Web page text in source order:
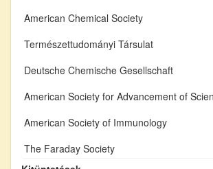
American Chemical Society
Természettudományi Társulat
Deutsche Chemische Gesellschaft
American Society for Advancement of
American Society of Immunology
The Faraday Society